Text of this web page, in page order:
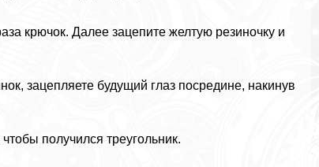
крючок. Далее зацепите желтую резиночку и
зацепляете будущий глаз посредине, накинув
получился треугольник.